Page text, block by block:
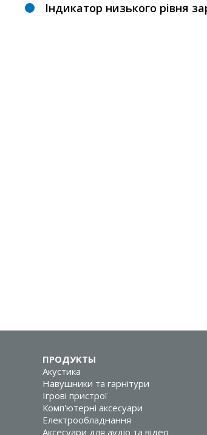
Індикатор низького рівня
ПРОДУКТЫ
Акустика
Навушники та гарнітури
Ігрові пристрої
Комп'ютерні аксесуари
Електрообладнання
Аксесуари для аудіо та відео